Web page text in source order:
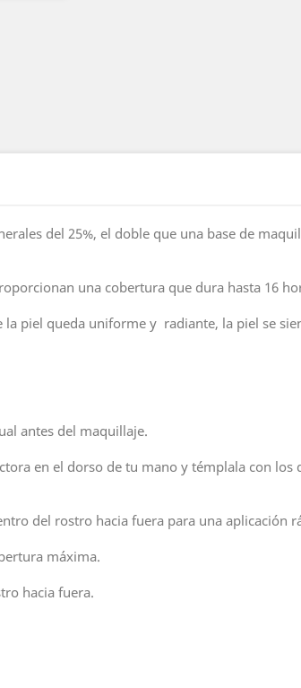
del 25%, el doble que una base de
una cobertura que dura hasta 16
piel queda uniforme y radiante, la piel se
antes del maquillaje.
en el dorso de tu mano y témplala con
del rostro hacia fuera para una aplicación
máxima.
hacia fuera.